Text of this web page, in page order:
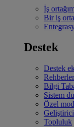
İş
Bir iş
Destek
Destek
Bilgi
Sistem
Özel
Topluluk